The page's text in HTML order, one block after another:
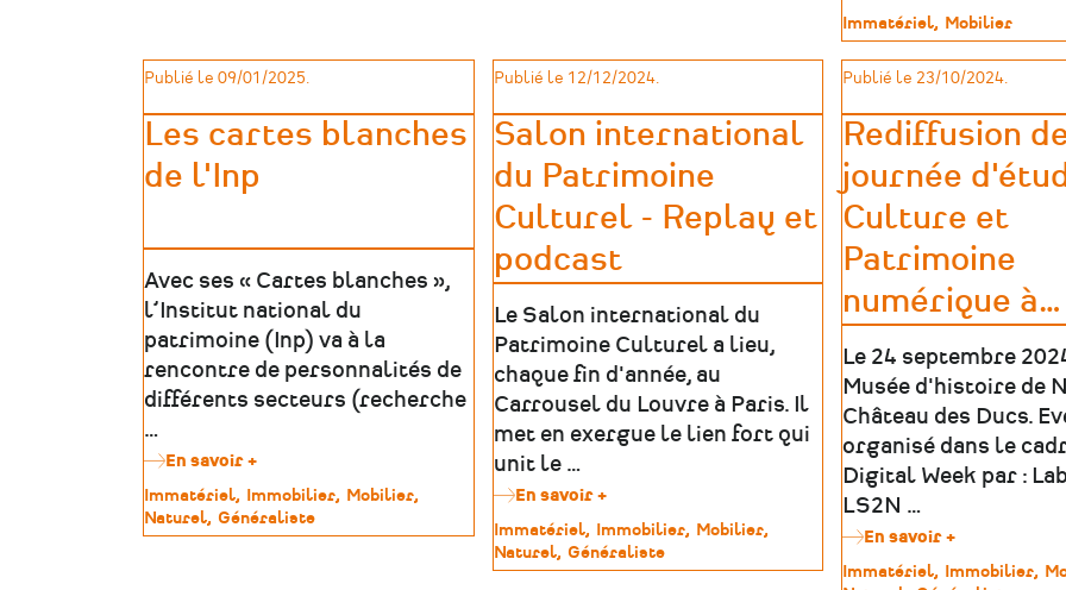
on
Parcours
musicaux,
immersives
quand
les
musées
montent
le
Type
de
patrimoine
Immatériel Mobilier
Publié le 09/01/2025.
Les cartes blanches
de l'Inp
Avec ses « Cartes blanches »,
l’Institut national du
patrimoine (Inp) va à la
rencontre de personnalités de
différents secteurs (recherche
…
En savoir +
cartes
blanches
Type
de
patrimoine
Immatériel Immobilier
Mobilier
Naturel Généraliste
Publié le 12/12/2024.
Salon international
du Patrimoine
Culturel - Replay et
podcast
Le Salon international du
Patrimoine Culturel a lieu,
chaque fin d'année, au
Carrousel du Louvre à Paris. Il
met en exergue le lien fort qui
unit le …
En savoir +sur
Salon
international
du
Type
de
patrimoine
Immatériel Immobilier
Mobilier
Naturel
Généraliste
Publié le 23/10/2024.
Rediffusion
journée
Culture et
Patrimoine
numérique à…
Le 24 septembre
Musée d'histoire de
Château des Ducs.
organisé dans le
Digital Week par :
LS2N …
En savoir +
Rediffusion
de
Type
Immatériel Immobilier